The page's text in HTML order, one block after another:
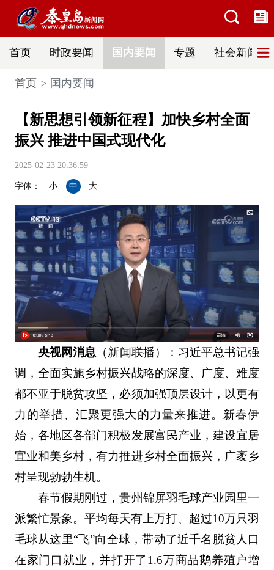
首页 时政要闻 国内要闻 专题 社会新闻
首页 国内要闻
【新思想引领新征程】加快乡村全面
振兴 推进中国式现代化
2025-02-23 20:36:59
字体： 小 中 大
央视网消息 （新闻联播）：习近平总书记强
调，全面实施乡村振兴战略的深度、广度、难度
都不亚于脱贫攻坚，必须加强顶层设计，以更有
力的举措、汇聚更强大的力量来推进。新春伊
始，各地区各部门积极发展富民产业，建设宜居
宜业和美乡村，有力推进乡村全面振兴，广袤乡
村呈现勃勃生机。
春节假期刚过，贵州锦屏羽毛球产业园里一
派繁忙景象。平均每天有上万打、超过10万只羽
毛球从这里“飞”向全球，带动了近千名脱贫人口
在家门口就业，并打开了1.6万商品鹅养殖户增